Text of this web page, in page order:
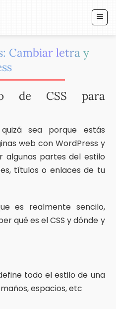
Cambiar letra y
de CSS para
sea porque estás
web con WordPress y
algunas partes del estilo
títulos o enlaces de tu
es realmente sencilo,
qué es el CSS y dónde y
todo el estilo de una
espacios, etc